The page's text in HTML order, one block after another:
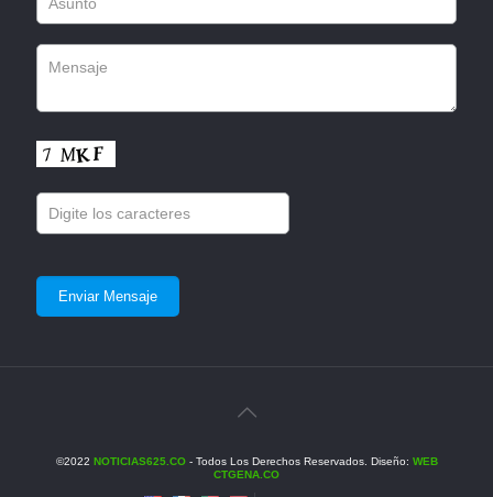
©2022 NOTICIAS625.CO- Todos Los Derechos Reservados. Diseño: WEB
CTGENA.CO